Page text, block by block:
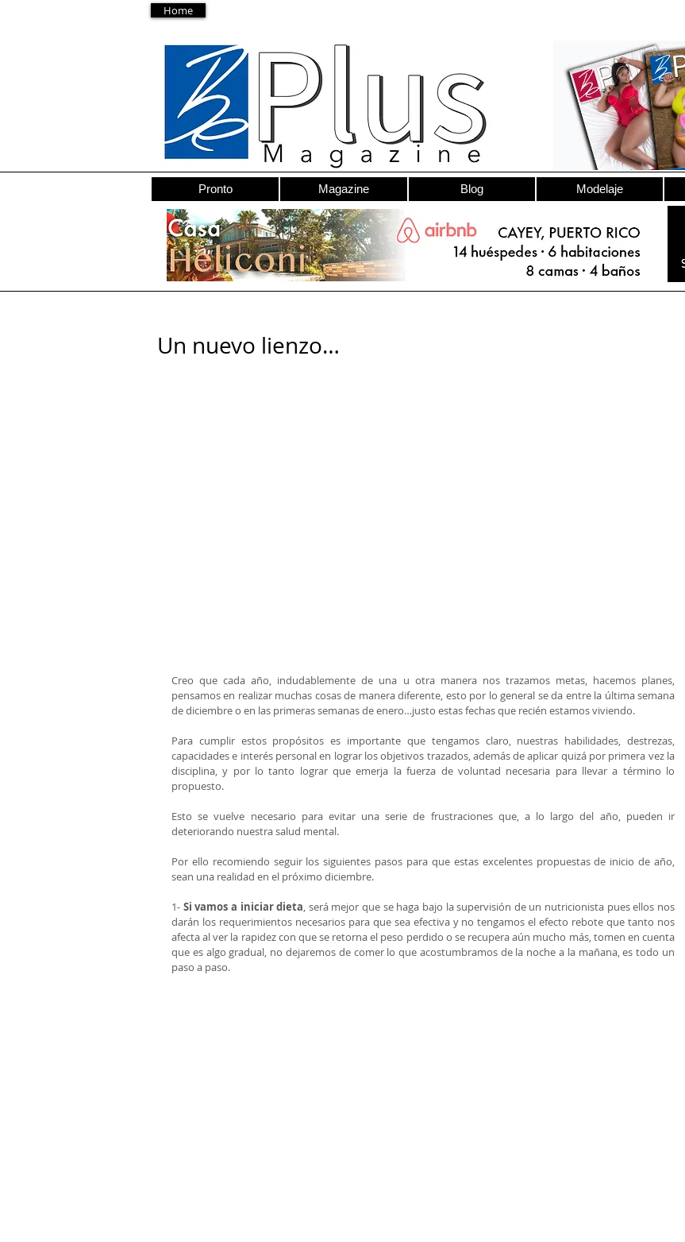
Home
Pronto Magazine Blog Modelaje
Un nuevo lienzo…
Creo que cada año, indudablemente de una u otra manera nos trazamos metas, hacemos planes,
pensamos en realizar muchas cosas de manera diferente, esto por lo general se da entre la última semana
de diciembre o en las primeras semanas de enero…justo estas fechas que recién estamos viviendo.
Para cumplir estos propósitos es importante que tengamos claro, nuestras habilidades, destrezas,
capacidades e interés personal en lograr los objetivos trazados, además de aplicar quizá por primera vez la
disciplina, y por lo tanto lograr que emerja la fuerza de voluntad necesaria para llevar a término lo
propuesto.
Esto se vuelve necesario para evitar una serie de frustraciones que, a lo largo del año, pueden ir
deteriorando nuestra salud mental.
Por ello recomiendo seguir los siguientes pasos para que estas excelentes propuestas de inicio de año,
sean una realidad en el próximo diciembre.
1- Si vamos a iniciar dieta, será mejor que se haga bajo la supervisión de un nutricionista pues ellos nos
darán los requerimientos necesarios para que sea efectiva y no tengamos el efecto rebote que tanto nos
afecta al ver la rapidez con que se retorna el peso perdido o se recupera aún mucho más, tomen en cuenta
que es algo gradual, no dejaremos de comer lo que acostumbramos de la noche a la mañana, es todo un
paso a paso.